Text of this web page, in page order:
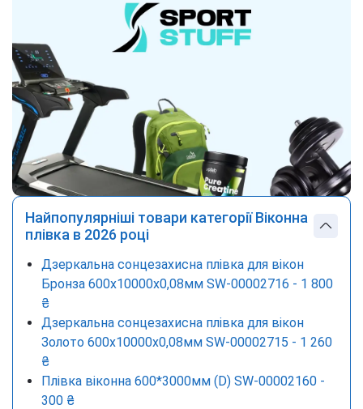
Найпопулярніші товари категорії Віконна
плівка в 2026 році
Дзеркальна сонцезахисна плівка для вікон
Бронза 600х10000х0,08мм SW-00002716 - 1 800
₴
Дзеркальна сонцезахисна плівка для вікон
Золото 600х10000х0,08мм SW-00002715 - 1 260
₴
Плівка віконна 600*3000мм (D) SW-00002160 -
300 ₴